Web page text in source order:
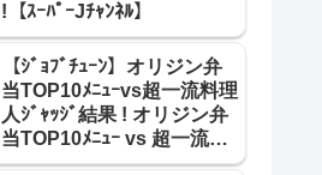
!【ｽｰﾊﾟｰJﾁｬﾝﾈﾙ】
【ｼﾞｮﾌﾞﾁｭｰﾝ】オリジン弁
当TOP10ﾒﾆｭｰvs超一流料理
人ｼﾞｬｯｼﾞ結果 ! オリジン弁
当TOP10ﾒﾆｭｰ vs 超一流料
理人 合格･不合格 結果 紹介